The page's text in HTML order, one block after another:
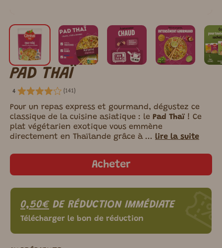
PAD THAÏ
4 (141)
Pour un repas express et gourmand, dégustez ce
classique de la cuisine asiatique : le Pad Thaï ! Ce
plat végétarien exotique vous emmène
directement en Thaïlande grâce à ... lire la suite
Acheter
0,50€DE RÉDUCTION IMMÉDIATE
Télécharger le bon de réduction